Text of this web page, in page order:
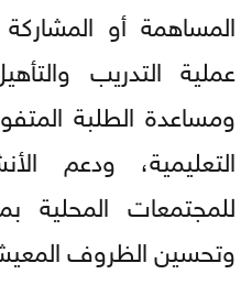
المساهمة أو
عملية التدريب
ومساعدة الطلبة
التعليمية، ودعم
للمجتمعات المحلية
وتحسين الظروف